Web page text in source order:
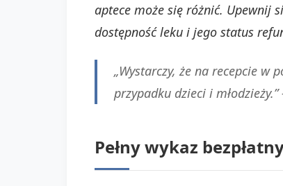
aptece może się różnić. Upewnij
dostępność leku i jego status
„Wystarczy, że na recepcie w
przypadku dzieci i młodzieży.”
Pełny wykaz